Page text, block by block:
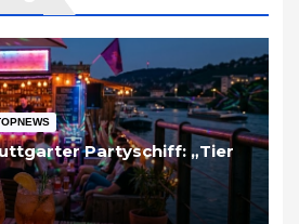
Partyschiff: „Tier